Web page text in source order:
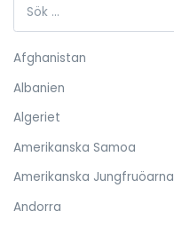
Afghanistan
Albanien
Algeriet
Amerikanska Samoa
Amerikanska Jungfruöarna
Andorra